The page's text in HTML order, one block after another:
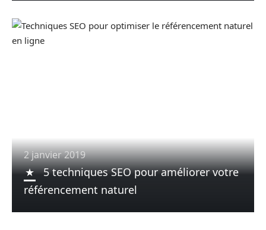
2 janvier 2019
5 techniques SEO pour améliorer votre
référencement naturel